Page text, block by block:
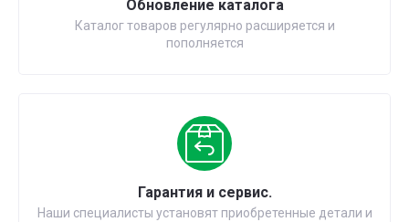
Обновление каталога
Каталог товаров регулярно расширяется и
пополняется
Гарантия и сервис.
Наши специалисты установят приобретенные детали и